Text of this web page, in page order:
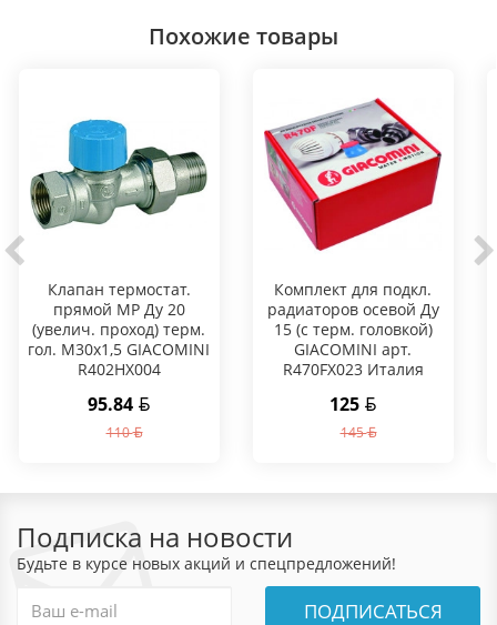
Похожие товары
Клапан термостат.
прямой МР Ду 20
(увелич. проход) терм.
гол. М30х1,5 GIACOMINI
R402HX004
95.84
110
Комплект для подкл.
радиаторов осевой Ду
15 (с терм. головкой)
GIACOMINI арт.
R470FX023 Италия
125
145
Подписка на новости
Будьте в курсе новых акций и спецпредложений!
ПОДПИСАТЬСЯ